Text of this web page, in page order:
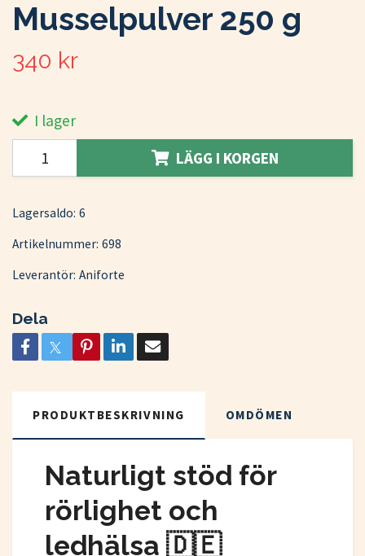
Musselpulver 250 g
340 kr
I lager
LÄGG I KORGEN
Lagersaldo: 6
Artikelnummer: 698
Leverantör: Aniforte
Dela
PRODUKTBESKRIVNING OMDÖMEN
Naturligt stöd för
rörlighet och
ledhälsa 🇩🇪